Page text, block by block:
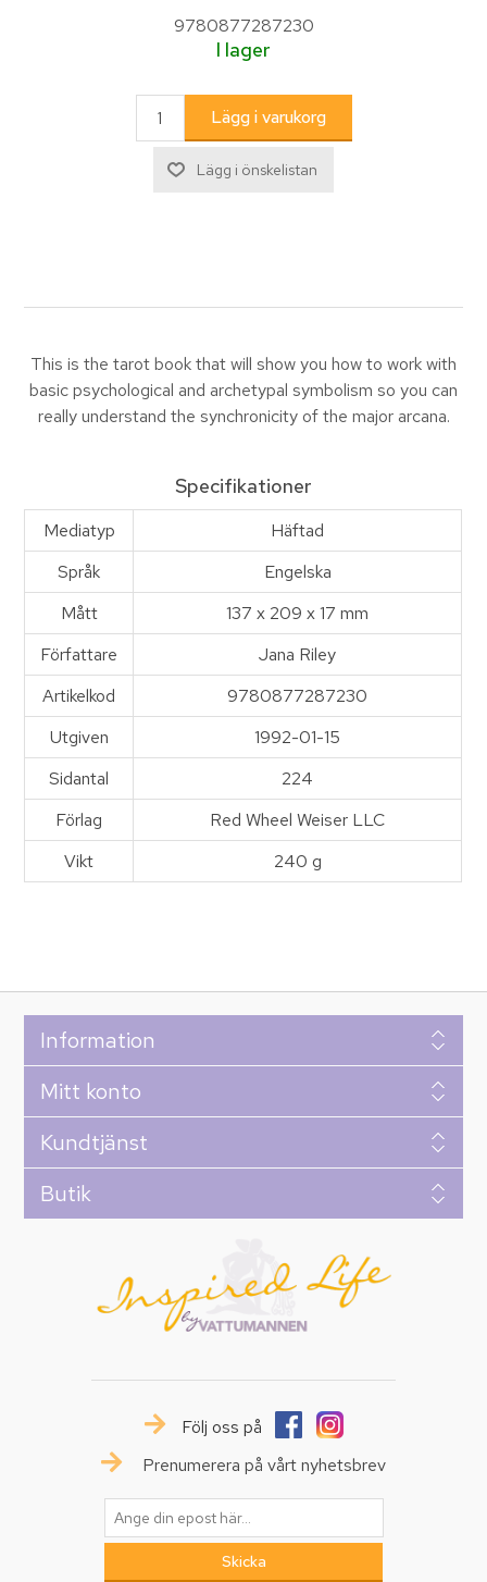
9780877287230
I lager
This is the tarot book that will show you how to work with
basic psychological and archetypal symbolism so you can
really understand the synchronicity of the major arcana.
Specifikationer
Mediatyp
Häftad
Språk
Engelska
Mått
137 x 209 x 17 mm
Författare
Jana Riley
Artikelkod
9780877287230
Utgiven
1992-01-15
Sidantal
224
Förlag
Red Wheel Weiser LLC
Vikt
240 g
Information
Mitt konto
Kundtjänst
Butik
Följ oss på
Prenumerera på vårt nyhetsbrev